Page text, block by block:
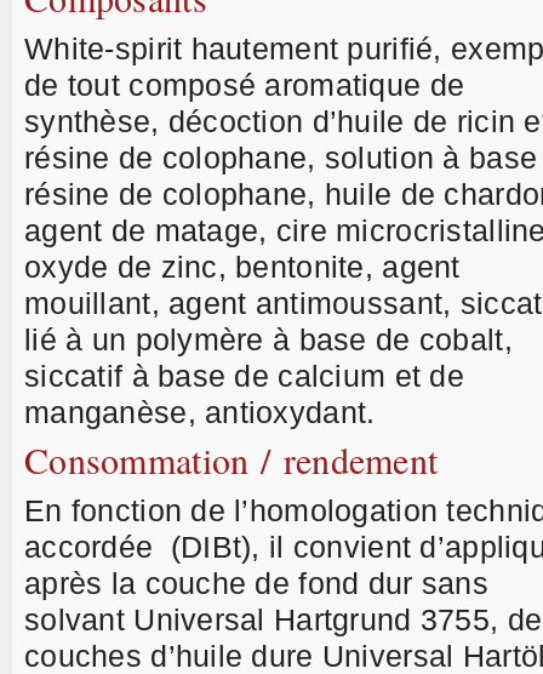
White-spirit hautement purifié,
de tout composé aromatique de
synthèse, décoction d’huile de ricin
résine de colophane, solution à
résine de colophane, huile de
agent de matage, cire
oxyde de zinc, bentonite, agent
mouillant, agent antimoussant,
lié à un polymère à base de cobalt,
siccatif à base de calcium et de
manganèse, antioxydant.
Consommation / rendement
En fonction de l’homologation
accordée (DIBt), il convient
après la couche de fond dur sans
solvant Universal Hartgrund 3755,
couches d’huile dure Universal